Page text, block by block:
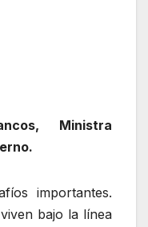
Ministra
importantes.
bajo la línea